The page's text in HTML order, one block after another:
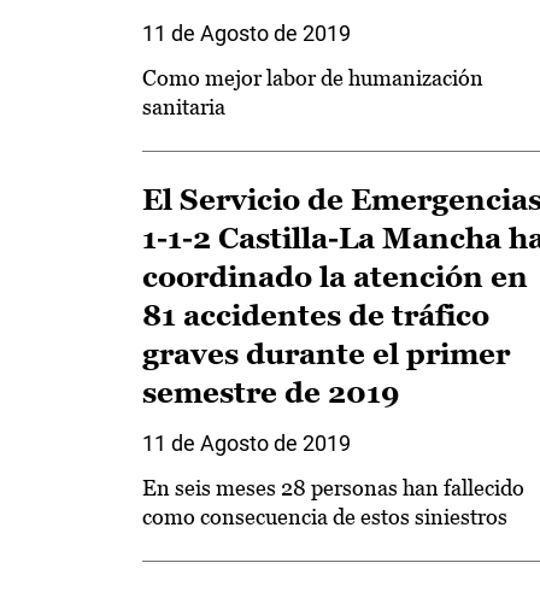
11 de Agosto de 2019
Como mejor labor de humanización
sanitaria
El Servicio de
1-1-2 Castilla-La Mancha
coordinado la atención en
81 accidentes de tráfico
graves durante el primer
semestre de 2019
11 de Agosto de 2019
En seis meses 28 personas han fallecido
como consecuencia de estos siniestros